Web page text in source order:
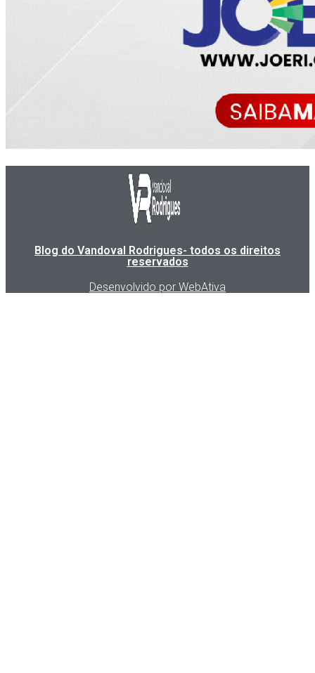
Blog do Vandoval Rodrigues- todos os direitos
reservados
Desenvolvido por WebAtiva